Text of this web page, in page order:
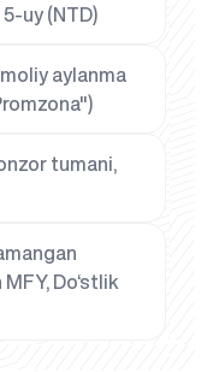
5-uy (NTD)
aylanma
tumani,
Do‘stlik